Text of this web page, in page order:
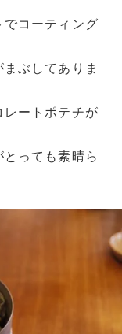
でコーティング
ぶしてありま
レートポテチが
っても素晴ら